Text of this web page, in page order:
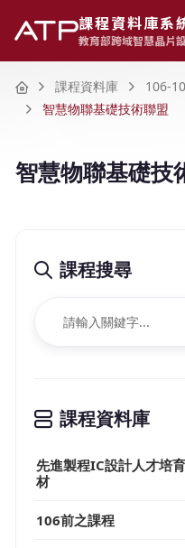
課程資料庫系
教育部跨域智慧晶片
Home課程資料庫
106-
智慧物聯基礎技術聯盟
智慧物聯基礎技
課程搜尋
課程資料庫
先進製程IC設計人才培
材
106前之課程